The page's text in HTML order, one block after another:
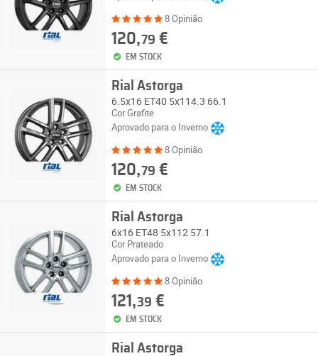
8 Opinião
120,79 €
EM STOCK
Rial Astorga
6.5x16 ET40 5x114.3 66.1
Cor Grafite
Aprovado para o Inverno
8 Opinião
120,79 €
EM STOCK
Rial Astorga
6x16 ET48 5x112 57.1
Cor Prateado
Aprovado para o Inverno
8 Opinião
121,39 €
EM STOCK
Rial Astorga